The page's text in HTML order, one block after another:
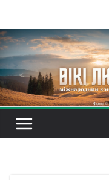
вмісту